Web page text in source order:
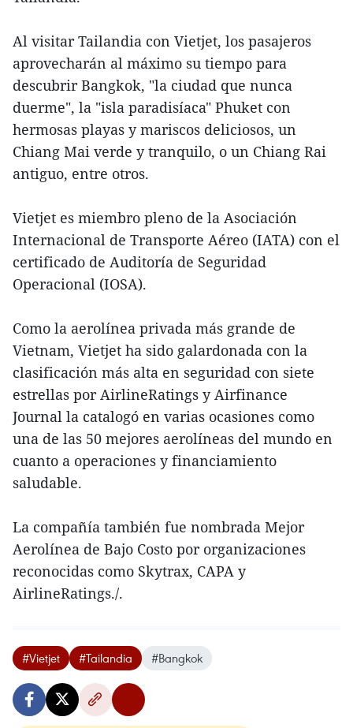
Al visitar Tailandia con Vietjet, los pasajeros
aprovecharán al máximo su tiempo para
descubrir Bangkok, "la ciudad que nunca
duerme", la "isla paradisíaca" Phuket con
hermosas playas y mariscos deliciosos, un
Chiang Mai verde y tranquilo, o un Chiang Rai
antiguo, entre otros.
Vietjet es miembro pleno de la Asociación
Internacional de Transporte Aéreo (IATA) con el
certificado de Auditoría de Seguridad
Operacional (IOSA).
Como la aerolínea privada más grande de
Vietnam, Vietjet ha sido galardonada con la
clasificación más alta en seguridad con siete
estrellas por AirlineRatings y Airfinance
Journal la catalogó en varias ocasiones como
una de las 50 mejores aerolíneas del mundo en
cuanto a operaciones y financiamiento
saludable.
La compañía también fue nombrada Mejor
Aerolínea de Bajo Costo por organizaciones
reconocidas como Skytrax, CAPA y
AirlineRatings./.
#Vietjet #Tailandia #Bangkok